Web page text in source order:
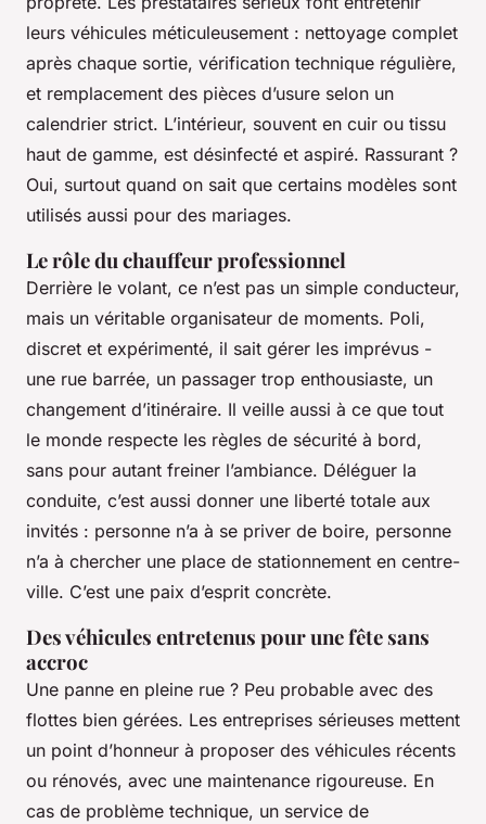
leurs véhicules méticuleusement : nettoyage complet
après chaque sortie, vérification technique régulière,
et remplacement des pièces d’usure selon un
calendrier strict. L’intérieur, souvent en cuir ou tissu
haut de gamme, est désinfecté et aspiré. Rassurant ?
Oui, surtout quand on sait que certains modèles sont
utilisés aussi pour des mariages.
Le rôle du chauffeur professionnel
Derrière le volant, ce n’est pas un simple conducteur,
mais un véritable organisateur de moments. Poli,
discret et expérimenté, il sait gérer les imprévus -
une rue barrée, un passager trop enthousiaste, un
changement d’itinéraire. Il veille aussi à ce que tout
le monde respecte les règles de sécurité à bord,
sans pour autant freiner l’ambiance. Déléguer la
conduite, c’est aussi donner une liberté totale aux
invités : personne n’a à se priver de boire, personne
n’a à chercher une place de stationnement en centre-
ville. C’est une paix d’esprit concrète.
Des véhicules entretenus pour une fête sans
accroc
Une panne en pleine rue ? Peu probable avec des
flottes bien gérées. Les entreprises sérieuses mettent
un point d’honneur à proposer des véhicules récents
ou rénovés, avec une maintenance rigoureuse. En
cas de problème technique, un service de